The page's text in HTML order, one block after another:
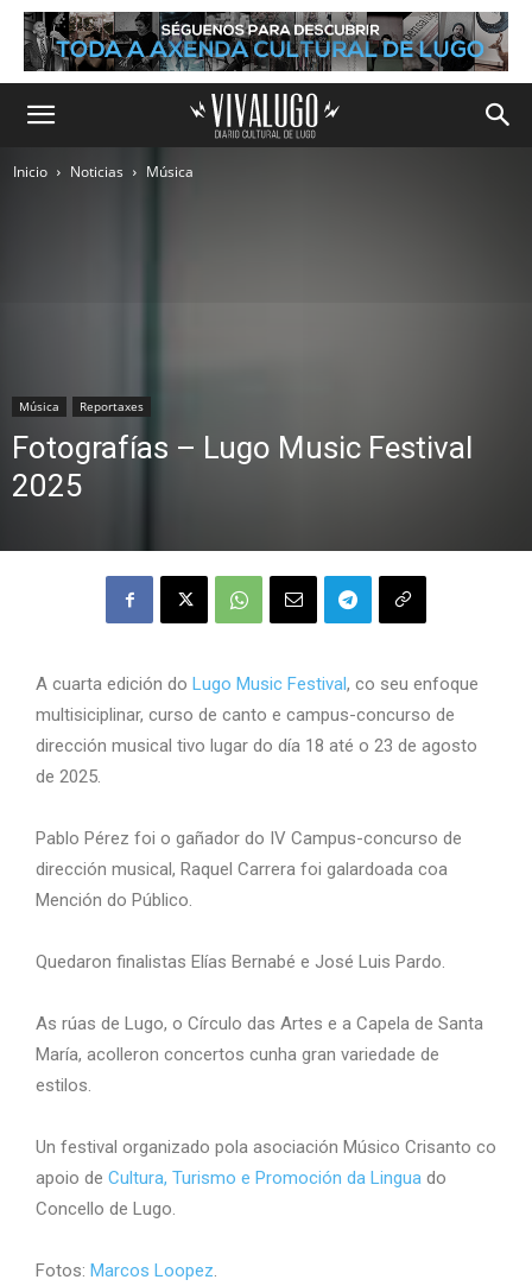
Inicio Noticias Música
Música Reportaxes
Fotografías – Lugo Music Festival
2025
A cuarta edición do Lugo Music Festival, co seu enfoque
multisiciplinar, curso de canto e campus-concurso de
dirección musical tivo lugar do día 18 até o 23 de agosto
de 2025.
Pablo Pérez foi o gañador do IV Campus-concurso de
dirección musical, Raquel Carrera foi galardoada coa
Mención do Público.
Quedaron finalistas Elías Bernabé e José Luis Pardo.
As rúas de Lugo, o Círculo das Artes e a Capela de Santa
María, acolleron concertos cunha gran variedade de
estilos.
Un festival organizado pola asociación Músico Crisanto co
apoio de Cultura, Turismo e Promoción da Lingua do
Concello de Lugo.
Fotos: Marcos Loopez.